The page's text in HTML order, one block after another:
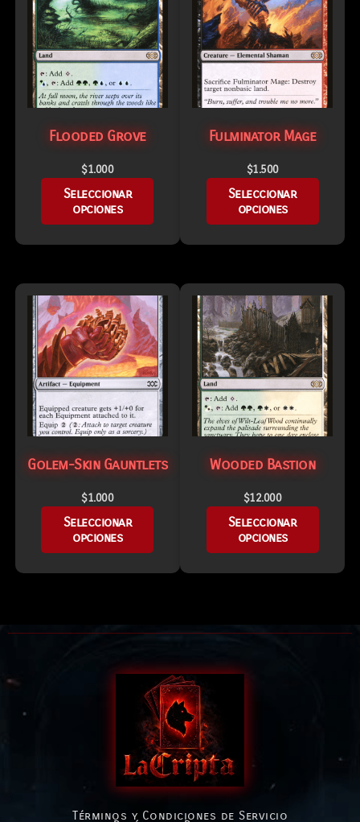
Flooded Grove
$1.000
Seleccionar
opciones
Fulminator Mage
$1.500
Seleccionar
opciones
Golem-Skin Gauntlets
$1.000
Seleccionar
opciones
Wooded Bastion
$12.000
Seleccionar
opciones
Términos y Condiciones de Servicio